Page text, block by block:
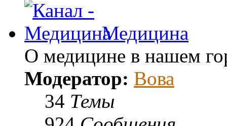
Медицина
О медицине в нашем
Модератор: Вова
34 Темы